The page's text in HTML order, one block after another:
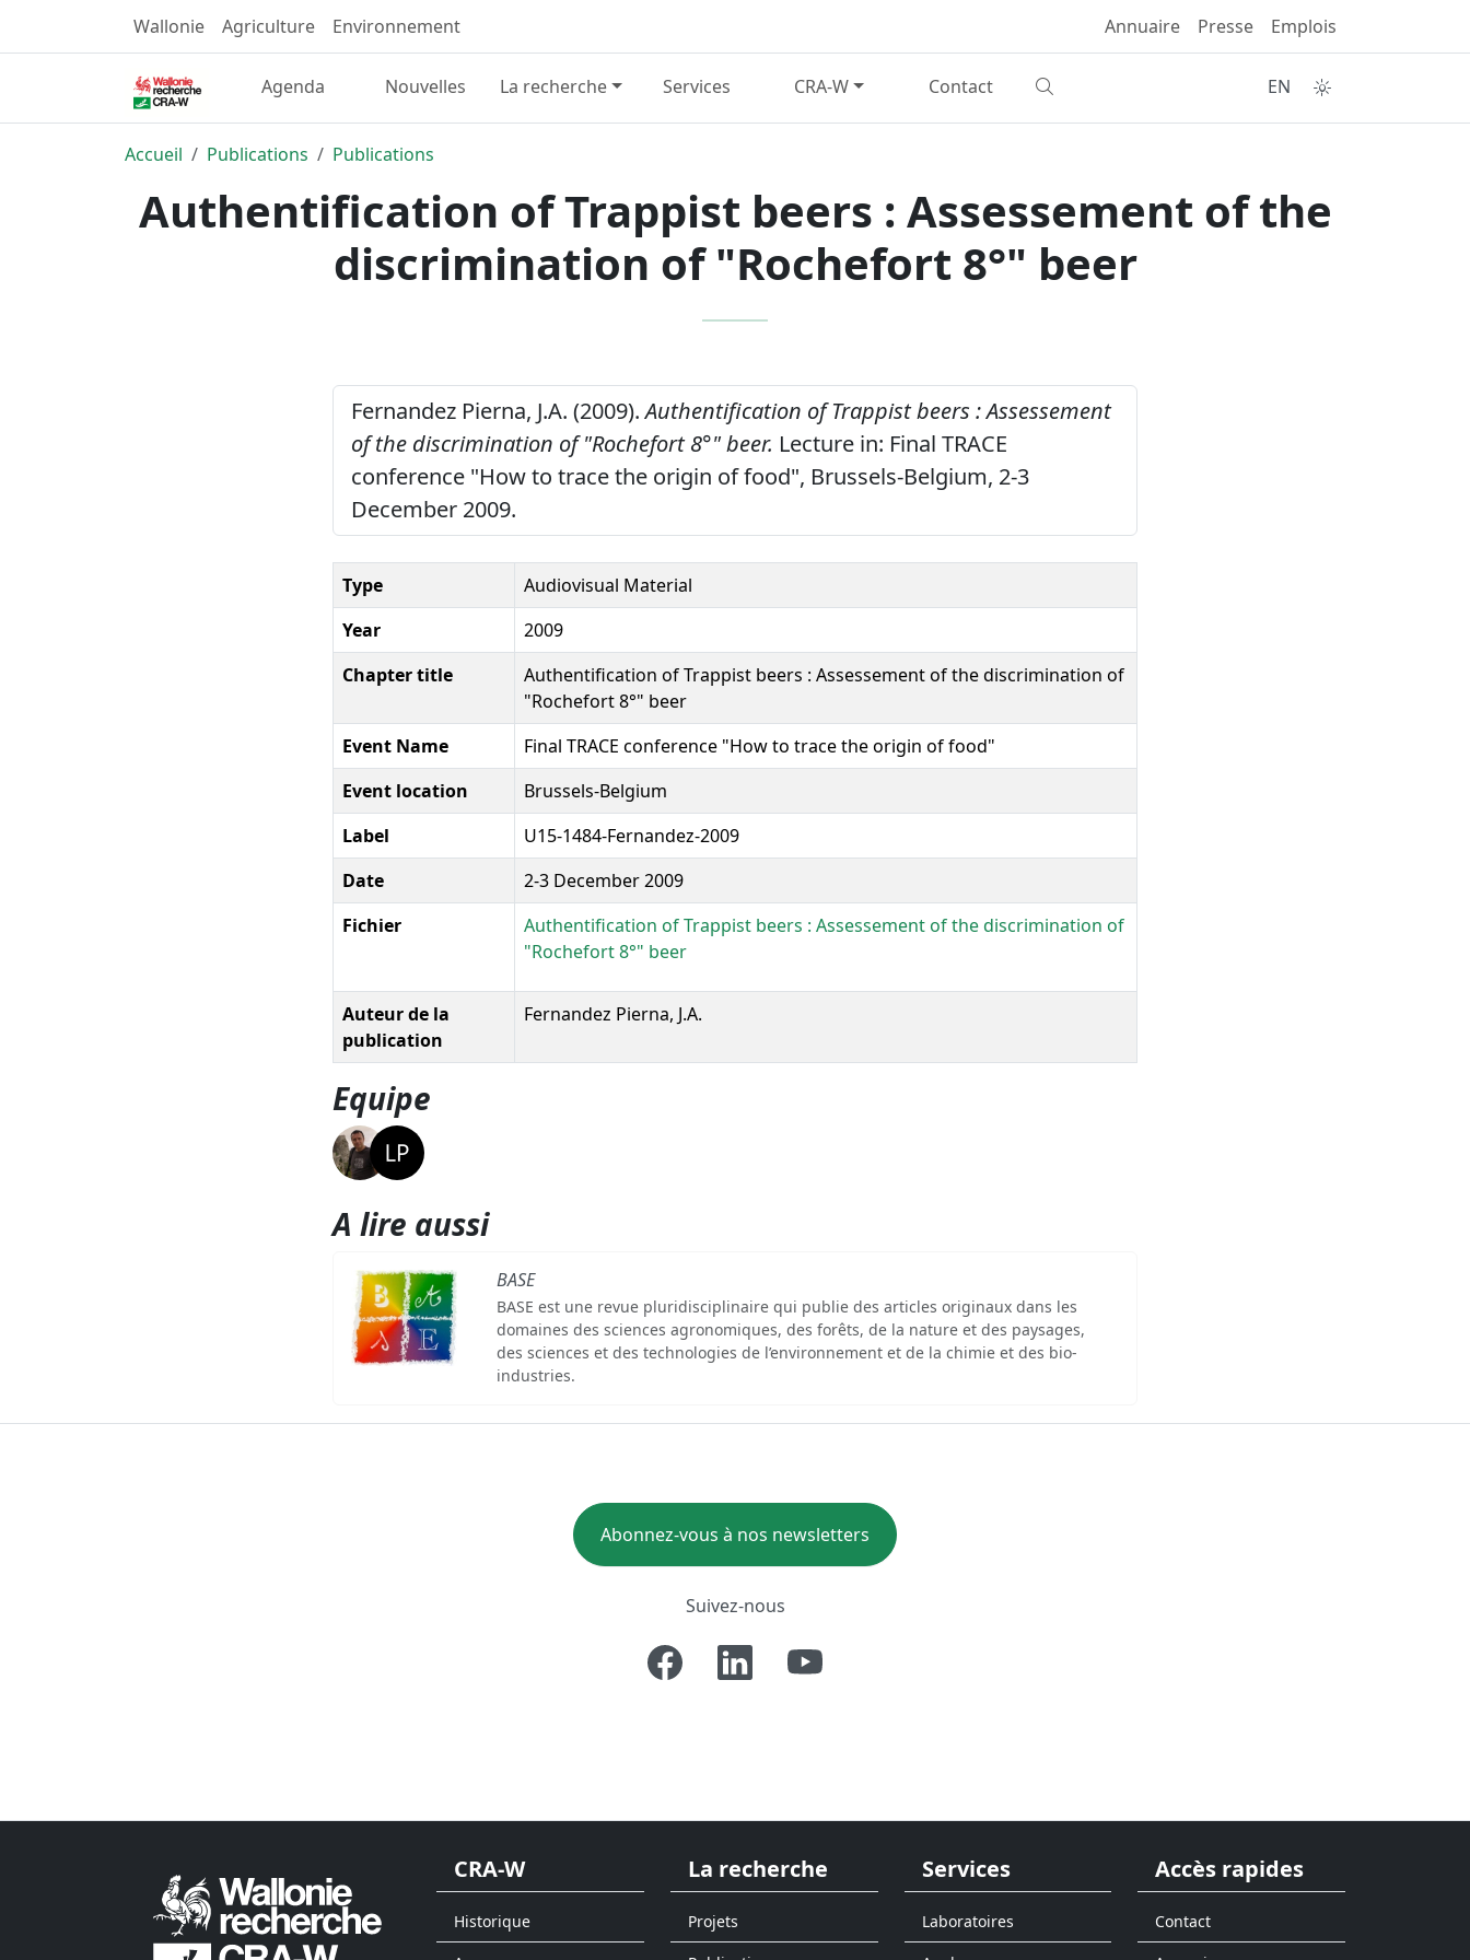
Wallonie Agriculture Environnement Annuaire Presse Emplois
Agenda Nouvelles La recherche Services CRA-W Contact EN
Accueil Publications Publications
Authentification of Trappist beers : Assessement of the
discrimination of "Rochefort 8°" beer
Fernandez Pierna, J.A. (2009).Authentification of Trappist beers : Assessement
of the discrimination of "Rochefort 8°" beer. Lecture in: Final TRACE
conference "How to trace the origin of food", Brussels-Belgium, 2-3
December 2009.
Type
Audiovisual Material
Year
2009
Chapter title
Authentification of Trappist beers : Assessement of the discrimination of
"Rochefort 8°" beer
Event Name
Final TRACE conference "How to trace the origin of food"
Event location
Brussels-Belgium
Label
U15-1484-Fernandez-2009
Date
2-3 December 2009
Fichier
Authentification of Trappist beers : Assessement of the discrimination of
"Rochefort 8°" beer
Auteur de la
publication
Fernandez Pierna, J.A.
Equipe
A lire aussi
BASE
BASE est une revue pluridisciplinaire qui publie des articles originaux dans les
domaines des sciences agronomiques, des forêts, de la nature et des paysages,
des sciences et des technologies de l’environnement et de la chimie et des bio-
industries.
Abonnez-vous à nos newsletters
Suivez-nous
CRA-W
Historique
La recherche
Projets
Services
Laboratoires
Accès rapides
Contact